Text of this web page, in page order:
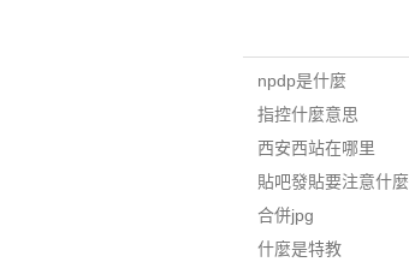
npdp是什麼
指控什麼意思
西安西站在哪里
貼吧發貼要注意什麼
合併jpg
什麼是特教